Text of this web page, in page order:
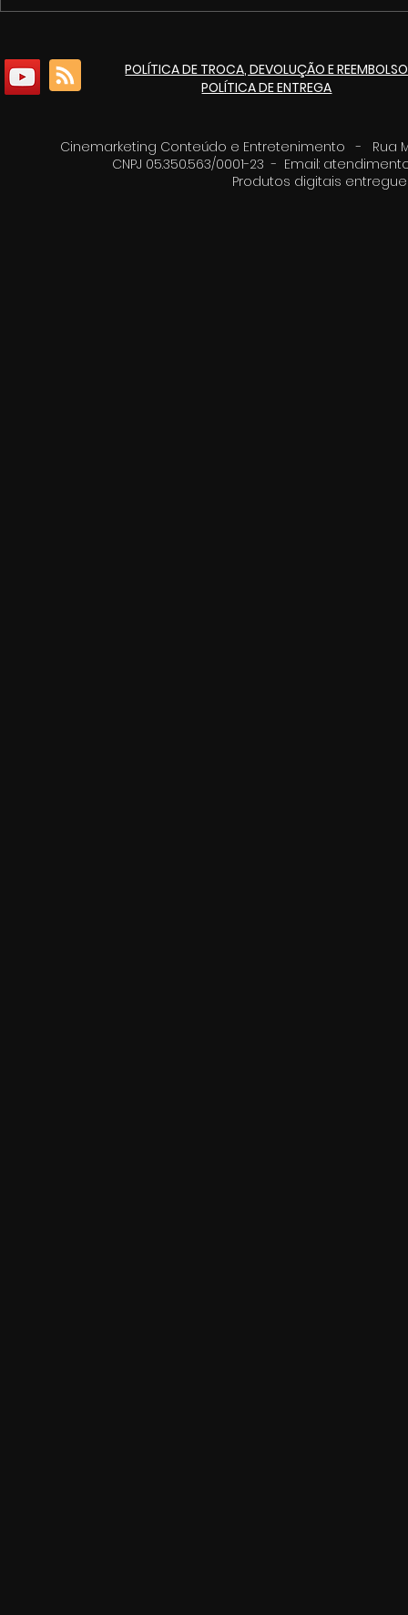
1º Fórum de Cultura e
Itaúna
de 125
POLÍTICA DE TROCA, DEVOLUÇÃO E REEMBOLSO
POLÍTICA DE ENTREGA
Cinemarketing Conteúdo e Entretenimento - Rua
CNPJ 05.350.563/0001-23 - Email:
Produtos digitais